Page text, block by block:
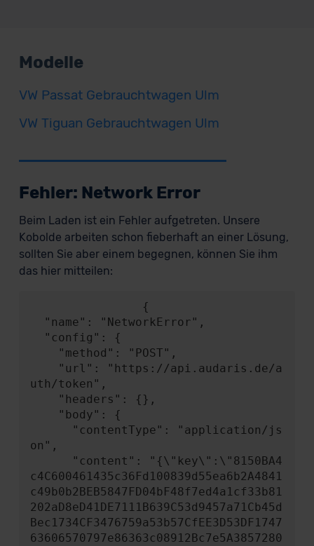
Modelle
VW Passat Gebrauchtwagen Ulm
VW Tiguan Gebrauchtwagen Ulm
Fehler: Network Error
Beim Laden ist ein Fehler aufgetreten. Unsere
Kobolde arbeiten schon fieberhaft an einer Lösung,
sollten Sie aber einem begegnen, können Sie ihm
das hier mitteilen:
uth/token",
on",
c4C600461435c36Fd100839d55ea6b2A4841
c49b0b2BEB5847FD04bF48f7ed4a1cf33b81
202aD8eD41DE7111B639C53d9457a71Cb45d
Bec1734CF3476759a53b57CfEE3D53DF1747
63606570797e86363c08912Bc7e5A3857280